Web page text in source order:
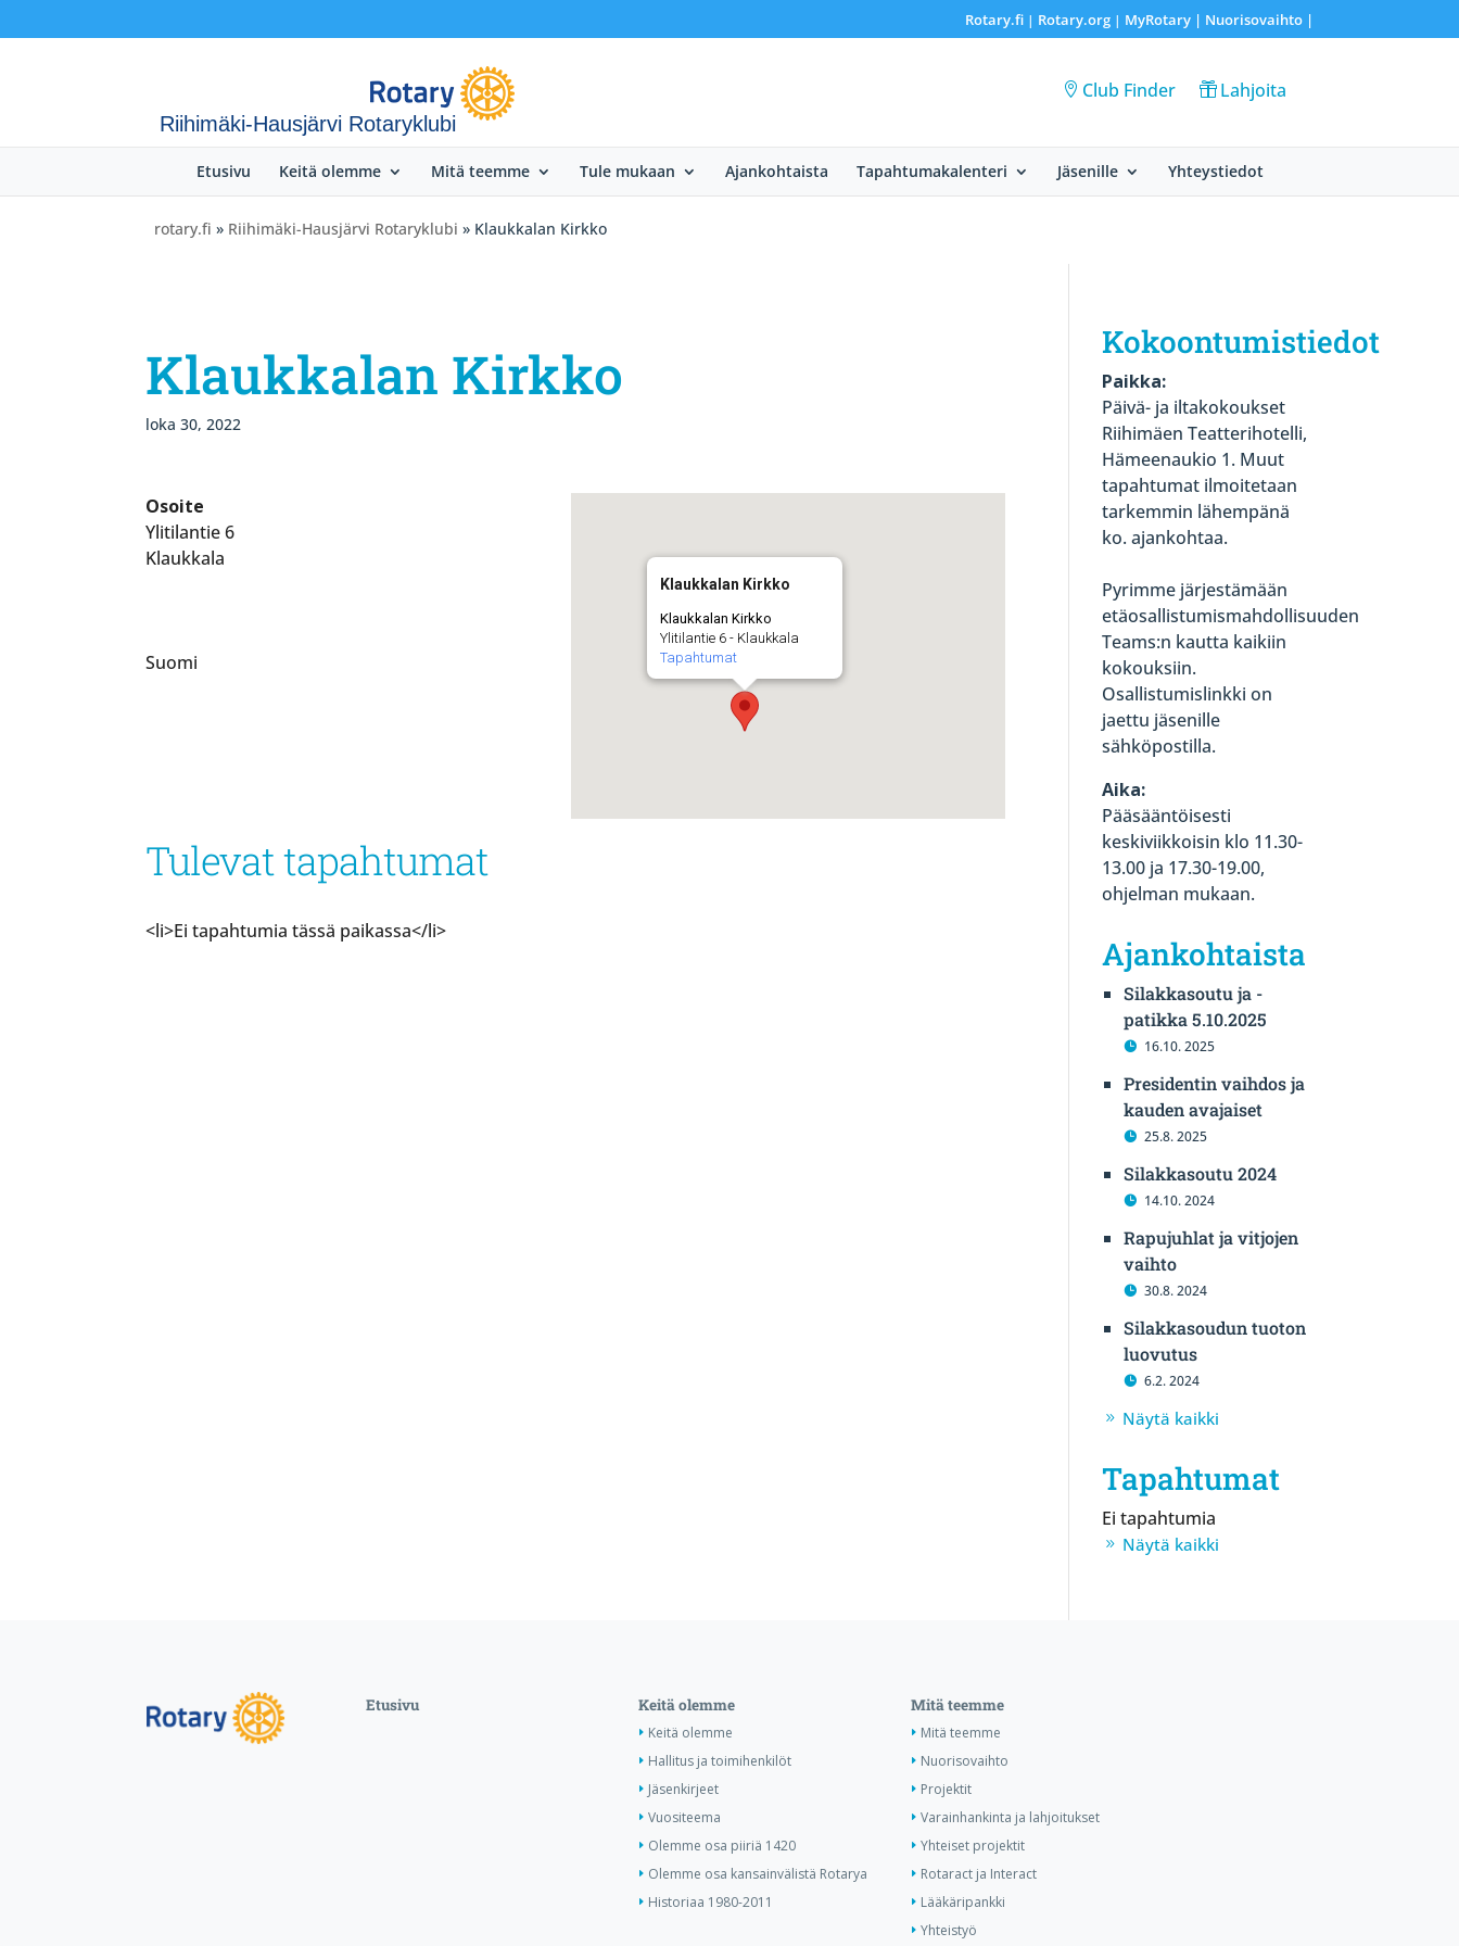
Rotary.fi| Rotary.org| MyRotary | Nuorisovaihto|
Riihimäki-Hausjärvi Rotaryklubi
Club Finder Lahjoita
Etusivu Keitä olemme Mitä teemme Tule mukaan Ajankohtaista Tapahtumakalenteri Jäsenille Yhteystiedot
rotary.fi » Riihimäki-Hausjärvi Rotaryklubi » Klaukkalan Kirkko
Klaukkalan Kirkko
loka 30, 2022
Klaukkalan Kirkko
Klaukkalan Kirkko
Ylitilantie 6 - Klaukkala
Tapahtumat
Osoite
Ylitilantie 6
Klaukkala
Suomi
Tulevat tapahtumat
<li>Ei tapahtumia tässä paikassa</li>
Kokoontumistiedot
Paikka:
Päivä- ja iltakokoukset
Riihimäen Teatterihotelli,
Hämeenaukio 1. Muut
tapahtumat ilmoitetaan
tarkemmin lähempänä
ko. ajankohtaa.
Pyrimme järjestämään
etäosallistumismahdollisuuden
Teams:n kautta kaikiin
kokouksiin.
Osallistumislinkki on
jaettu jäsenille
sähköpostilla.
Aika:
Pääsääntöisesti
keskiviikkoisin klo 11.30-
13.00 ja 17.30-19.00,
ohjelman mukaan.
Ajankohtaista
Silakkasoutu ja -
patikka 5.10.2025
16.10. 2025
Presidentin vaihdos ja
kauden avajaiset
25.8. 2025
Silakkasoutu 2024
14.10. 2024
Rapujuhlat ja vitjojen
vaihto
30.8. 2024
Silakkasoudun tuoton
luovutus
6.2. 2024
Näytä kaikki
Tapahtumat
Ei tapahtumia
Näytä kaikki
Etusivu Keitä olemme
Keitä olemme
Hallitus ja toimihenkilöt
Jäsenkirjeet
Vuositeema
Olemme osa piiriä 1420
Olemme osa kansainvälistä Rotarya
Historiaa 1980-2011
Mitä teemme
Mitä teemme
Nuorisovaihto
Projektit
Varainhankinta ja lahjoitukset
Yhteiset projektit
Rotaract ja Interact
Lääkäripankki
Yhteistyö